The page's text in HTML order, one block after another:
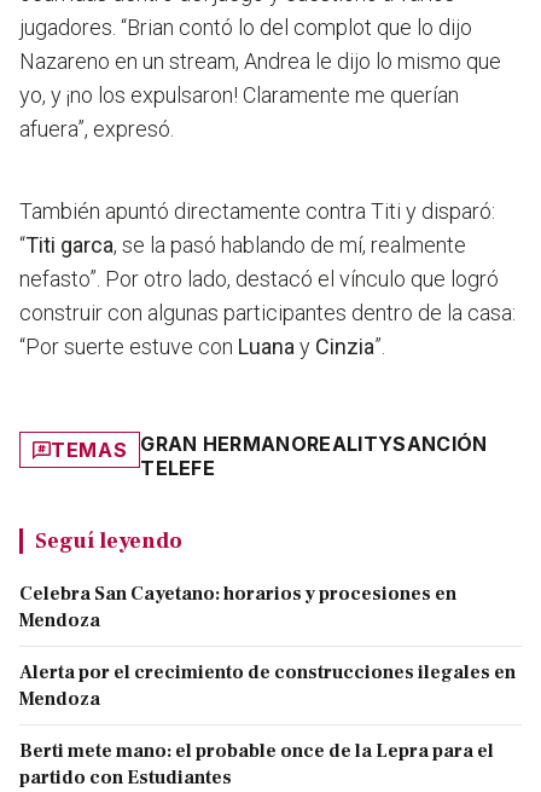
jugadores. “Brian contó lo del complot que lo dijo
Nazareno en un stream, Andrea le dijo lo mismo que
yo, y ¡no los expulsaron! Claramente me querían
afuera”, expresó.
También apuntó directamente contra Titi y disparó:
“Titi garca, se la pasó hablando de mí, realmente
nefasto”. Por otro lado, destacó el vínculo que logró
construir con algunas participantes dentro de la casa:
“Por suerte estuve con Luana y Cinzia”.
TEMAS GRAN HERMANOREALITYSANCIÓN
TELEFE
Seguí leyendo
Celebra San Cayetano: horarios y procesiones en
Mendoza
Alerta por el crecimiento de construcciones ilegales en
Mendoza
Berti mete mano: el probable once de la Lepra para el
partido con Estudiantes